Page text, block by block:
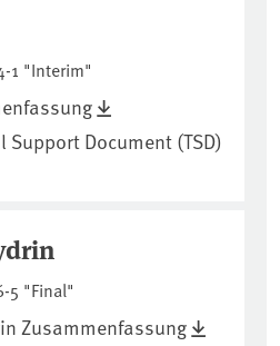
1 "Interim"
Support Document (TSD)
5 "Final"
Zusammenfassung